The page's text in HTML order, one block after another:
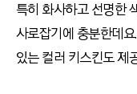
특히 화사하고 선명한
사로잡기에 충분한데
있는 컬러 키스킨도 제